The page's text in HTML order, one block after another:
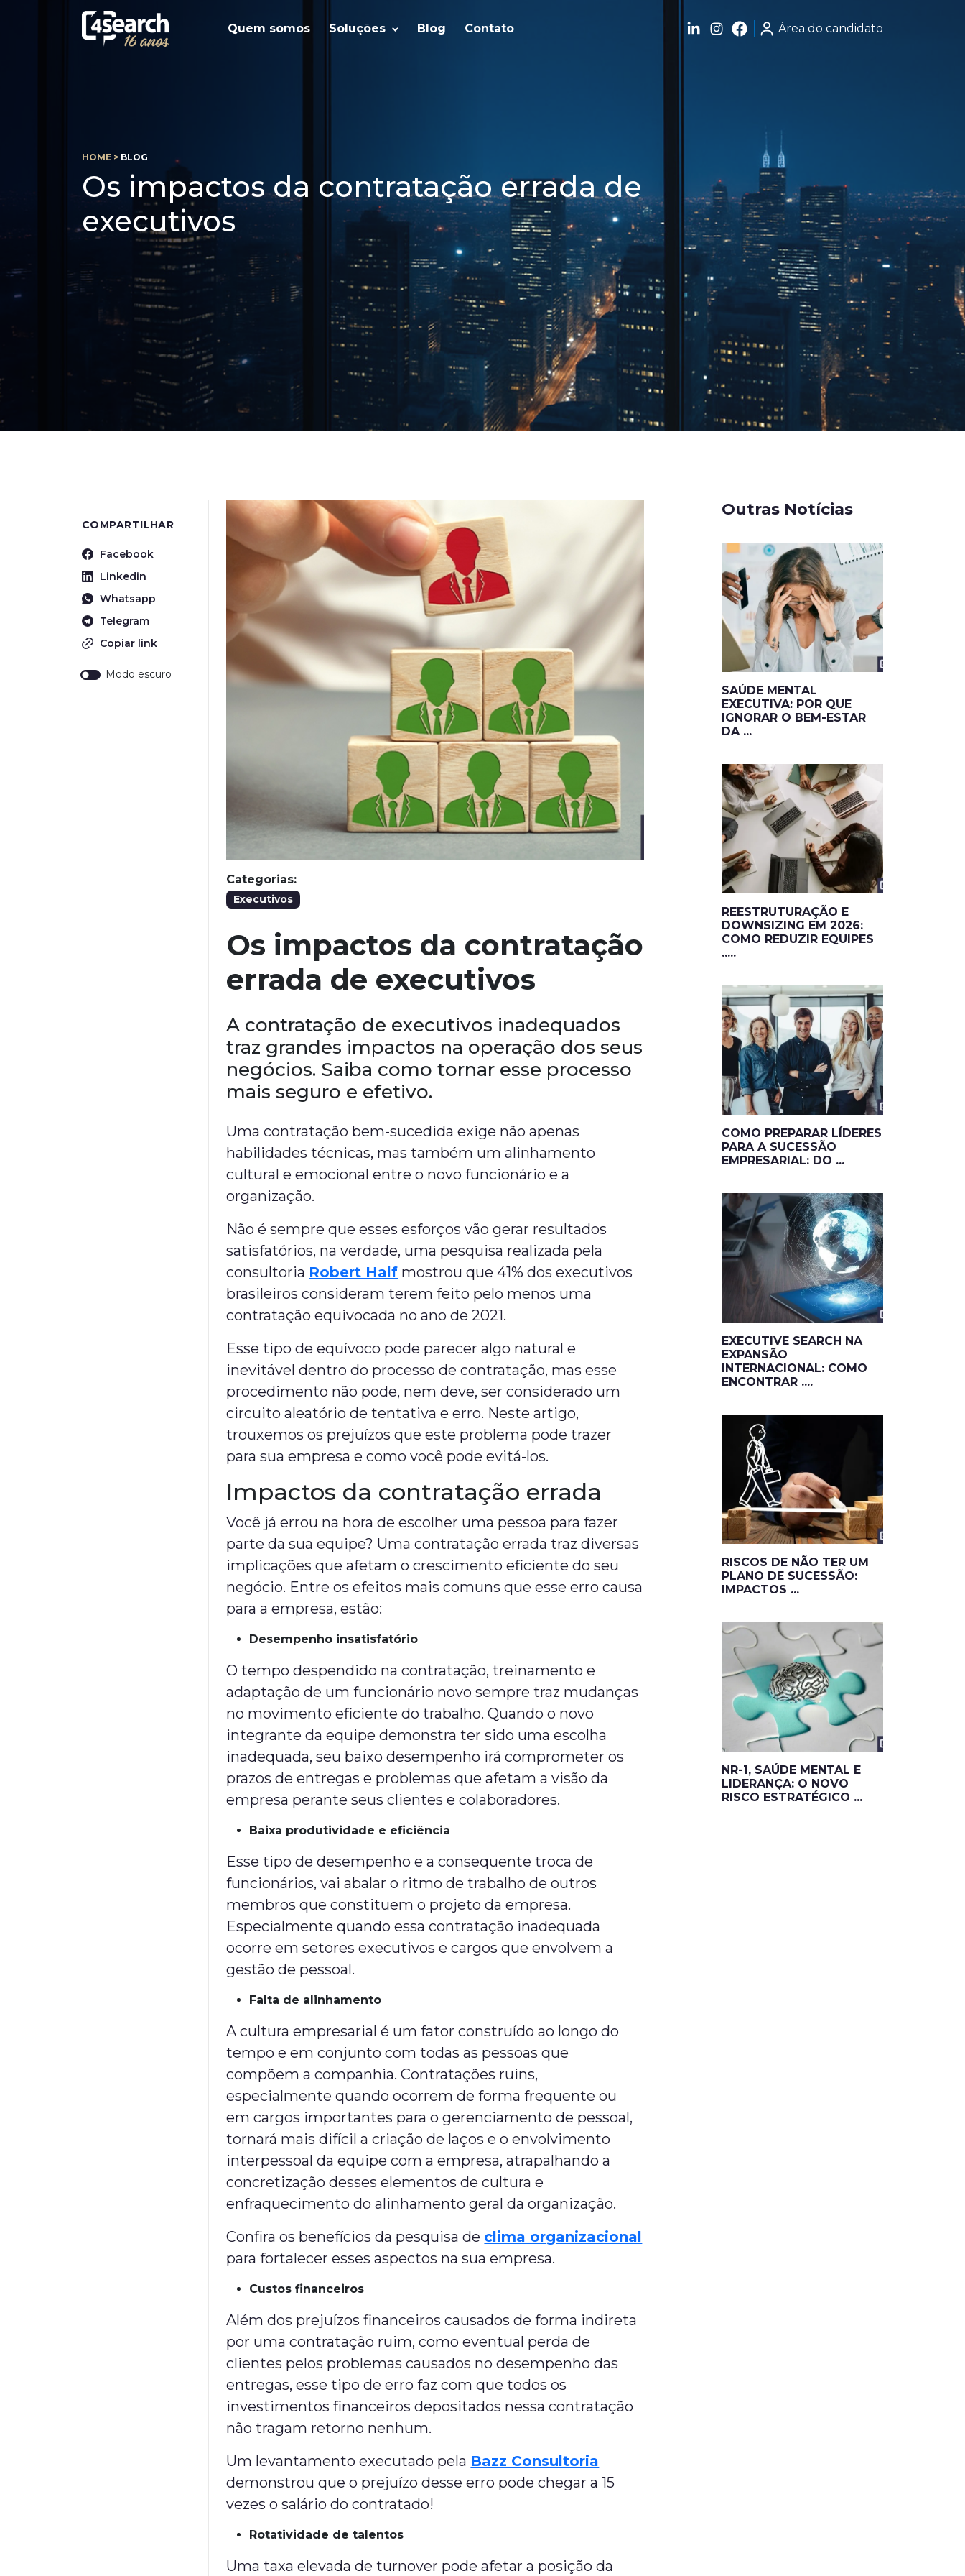
Quem somos Soluções Blog Contato Área do candidato
HOME > BLOG
Os impactos da contratação errada de
executivos
COMPARTILHAR
Facebook
Linkedin
Whatsapp
Telegram
Copiar link
Modo escuro
Categorias:
Executivos
Os impactos da contratação
errada de executivos
A contratação de executivos inadequados
traz grandes impactos na operação dos seus
negócios. Saiba como tornar esse processo
mais seguro e efetivo.
Uma contratação bem-sucedida exige não apenas
habilidades técnicas, mas também um alinhamento
cultural e emocional entre o novo funcionário e a
organização.
Não é sempre que esses esforços vão gerar resultados
satisfatórios, na verdade, uma pesquisa realizada pela
consultoria Robert Half mostrou que 41% dos executivos
brasileiros consideram terem feito pelo menos uma
contratação equivocada no ano de 2021.
Esse tipo de equívoco pode parecer algo natural e
inevitável dentro do processo de contratação, mas esse
procedimento não pode, nem deve, ser considerado um
circuito aleatório de tentativa e erro. Neste artigo,
trouxemos os prejuízos que este problema pode trazer
para sua empresa e como você pode evitá-los.
Impactos da contratação errada
Você já errou na hora de escolher uma pessoa para fazer
parte da sua equipe? Uma contratação errada traz diversas
implicações que afetam o crescimento eficiente do seu
negócio. Entre os efeitos mais comuns que esse erro causa
para a empresa, estão:
Desempenho insatisfatório
O tempo despendido na contratação, treinamento e
adaptação de um funcionário novo sempre traz mudanças
no movimento eficiente do trabalho. Quando o novo
integrante da equipe demonstra ter sido uma escolha
inadequada, seu baixo desempenho irá comprometer os
prazos de entregas e problemas que afetam a visão da
empresa perante seus clientes e colaboradores.
Baixa produtividade e eficiência
Esse tipo de desempenho e a consequente troca de
funcionários, vai abalar o ritmo de trabalho de outros
membros que constituem o projeto da empresa.
Especialmente quando essa contratação inadequada
ocorre em setores executivos e cargos que envolvem a
gestão de pessoal.
Falta de alinhamento
A cultura empresarial é um fator construído ao longo do
tempo e em conjunto com todas as pessoas que
compõem a companhia. Contratações ruins,
especialmente quando ocorrem de forma frequente ou
em cargos importantes para o gerenciamento de pessoal,
tornará mais difícil a criação de laços e o envolvimento
interpessoal da equipe com a empresa, atrapalhando a
concretização desses elementos de cultura e
enfraquecimento do alinhamento geral da organização.
Confira os benefícios da pesquisa de clima organizacional
para fortalecer esses aspectos na sua empresa.
Custos financeiros
Além dos prejuízos financeiros causados de forma indireta
por uma contratação ruim, como eventual perda de
clientes pelos problemas causados no desempenho das
entregas, esse tipo de erro faz com que todos os
investimentos financeiros depositados nessa contratação
não tragam retorno nenhum.
Um levantamento executado pela Bazz Consultoria
demonstrou que o prejuízo desse erro pode chegar a 15
vezes o salário do contratado!
Rotatividade de talentos
Uma taxa elevada de turnover pode afetar a posição da
Outras Notícias
SAÚDE MENTAL
EXECUTIVA: POR QUE
IGNORAR O BEM-ESTAR
DA ...
REESTRUTURAÇÃO E
DOWNSIZING EM 2026:
COMO REDUZIR EQUIPES
.....
COMO PREPARAR LÍDERES
PARA A SUCESSÃO
EMPRESARIAL: DO ...
EXECUTIVE SEARCH NA
EXPANSÃO
INTERNACIONAL: COMO
ENCONTRAR ....
RISCOS DE NÃO TER UM
PLANO DE SUCESSÃO:
IMPACTOS ...
NR-1, SAÚDE MENTAL E
LIDERANÇA: O NOVO
RISCO ESTRATÉGICO ...